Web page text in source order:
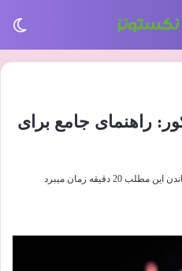
راهنمای جامع برای
این مطلب 20 دقیقه زمان میبرد